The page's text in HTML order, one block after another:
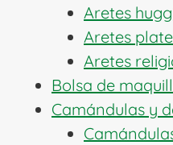
Aretes
Aretes
Aretes
Bolsa de
Camándulas y